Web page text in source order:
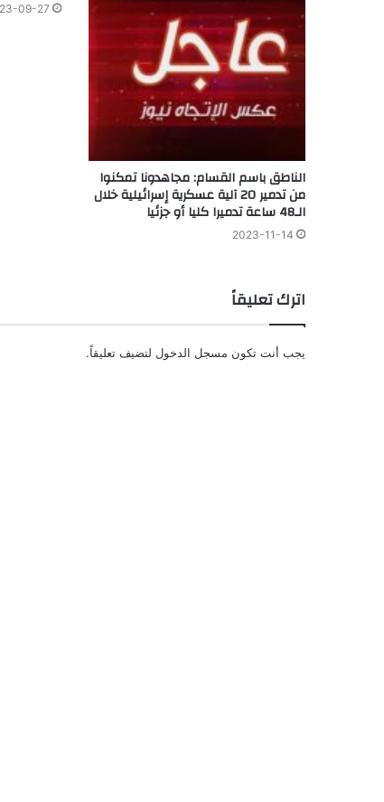
الناطق باسم القسام: مجاهدونا تمكنوا
من تدمير 20 آلية عسكرية إسرائيلية خلال
الـ48 ساعة تدميرا كليا أو جزئيا
2023-11-14
09-27
اترك تعليقاً
يجب أنت تكون مسجل الدخول لتضيف تعليقاً.